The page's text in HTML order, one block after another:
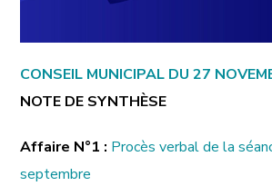
CONSEIL MUNICIPAL DU 27
NOTE DE SYNTHÈSE
Affaire N°1 : Procès verbal de la
septembre